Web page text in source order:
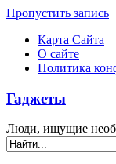
Пропустить запись
Карта Сайта
О сайте
Политика
Гаджеты
Люди, ищущие